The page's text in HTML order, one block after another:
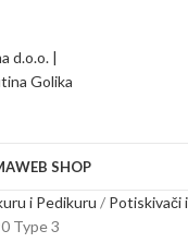
WEB SHOP
i Pedikuru
Potiskivači i
Type 3